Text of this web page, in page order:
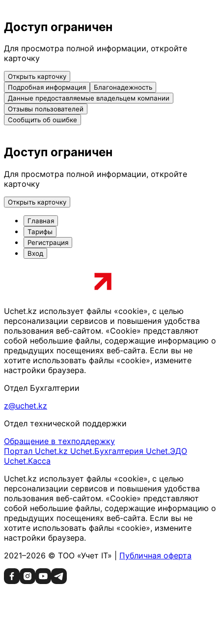
Доступ ограничен
Для просмотра полной информации, откройте
карточку
Открыть карточку
Подробная информация
Благонадежность
Данные предоставляемые владельцем компании
Отзывы пользователей
Сообщить об ошибке
Доступ ограничен
Для просмотра полной информации, откройте
карточку
Открыть карточку
Главная
Тарифы
Регистрация
Вход
Uchet.kz использует файлы «cookie», с целью
персонализации сервисов и повышения удобства
пользования веб-сайтом. «Cookie» представляют
собой небольшие файлы, содержащие информацию о
предыдущих посещениях веб-сайта. Если вы не
хотите использовать файлы «cookie», измените
настройки браузера.
Отдел Бухгалтерии
z@uchet.kz
Отдел технической поддержки
Обращение в техподдержку
Портал Uchet.kz Uchet.Бухгалтерия Uchet.ЭДО
Uchet.Касса
Uchet.kz использует файлы «cookie», с целью
персонализации сервисов и повышения удобства
пользования веб-сайтом. «Cookie» представляют
собой небольшие файлы, содержащие информацию о
предыдущих посещениях веб-сайта. Если вы не
хотите использовать файлы «cookie», измените
настройки браузера.
2021–2026 © ТОО «Учет IT» | Публичная оферта